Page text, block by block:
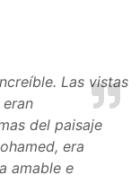
Las vistas
del paisaje
era
amable e